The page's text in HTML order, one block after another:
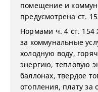
помещение и
предусмотрена ст.
Нормами ч. 4 ст. 154
за коммунальные
холодную воду,
энергию, тепловую
баллонах, твердое
отопления, плату за